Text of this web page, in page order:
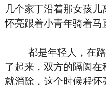
几个家丁沿着那女孩
怀亮跟着小青年骑着马
都是年轻人，在路
了起来，双方的隔阂
就消除，这个时候程怀